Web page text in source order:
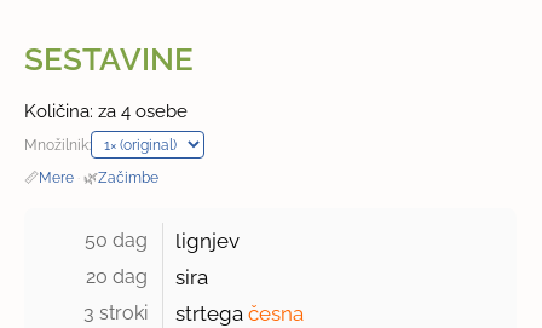
SESTAVINE
Količina: za 4 osebe
Množilnik:
📏Mere · 🌿Začimbe
50 dag lignjev
20 dag sira
3 stroki strtegačesna